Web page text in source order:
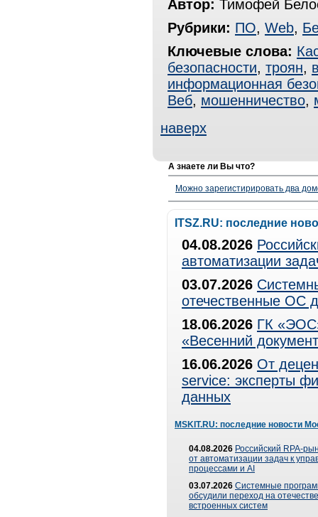
Автор: Тимофей
Рубрики: ПО, Web,
Ключевые слова:
безопасности, троян,
информационная
Веб, мошенничество,
наверх
А знаете ли Вы что?
Можно зарегистирировать два
ITSZ.RU: последние
04.08.2026
автоматизации
03.07.2026
отечественные ОС
18.06.2026 ГК
«Весенний
16.06.2026 От
service: эксперты
данных
MSKIT.RU: последние новости
04.08.2026 Российский RPA-
от автоматизации задач к
процессами и AI
03.07.2026 Системные
обсудили переход на
встроенных систем